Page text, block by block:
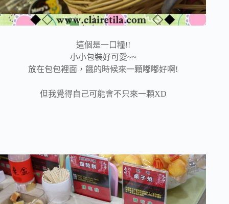
這個是一口糧!!
小小包裝好可愛~~
放在包包裡面，餓的時候來一顆嘟嘟好啊!
但我覺得自己可能會不只來一顆XD